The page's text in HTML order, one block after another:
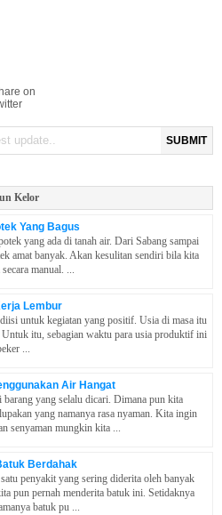
on
SUBMIT
Kelor
Yang Bagus
yang ada di tanah air. Dari Sabang sampai
amat banyak. Akan kesulitan sendiri bila kita
manual. ...
Lembur
untuk kegiatan yang positif. Usia di masa itu
itu, sebagian waktu para usia produktif ini
...
Air Hangat
barang yang selalu dicari. Dimana pun kita
yang namanya rasa nyaman. Kita ingin
senyaman mungkin kita ...
Berdahak
penyakit yang sering diderita oleh banyak
pun pernah menderita batuk ini. Setidaknya
batuk pu ...